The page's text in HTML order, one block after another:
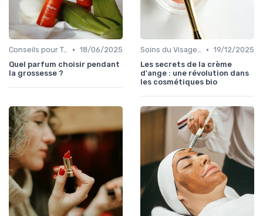
Conseils pour Tous les Âges • 18/06/2025
Quel parfum choisir pendant
la grossesse ?
Soins du Visage Bio • 19/12/2025
Les secrets de la crème
d'ange : une révolution dans
les cosmétiques bio